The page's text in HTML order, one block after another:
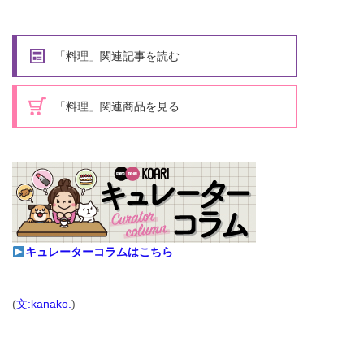
「料理」関連記事を読む
「料理」関連商品を見る
キュレーターコラムはこちら
(文:kanako.)